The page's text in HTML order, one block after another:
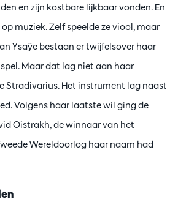
en zijn kostbare lijkbaar vonden. En
muziek. Zelf speelde ze viool, maar
Ysaÿe bestaan er twijfelsover haar
Maar dat lag niet aan haar
Stradivarius. Het instrument lag naast
Volgens haar laatste wil ging de
Oistrakh, de winnaar van het
Wereldoorlog haar naam had